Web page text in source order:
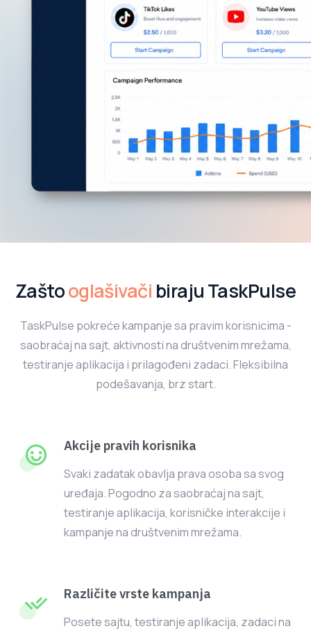
Zaštooglašivači biraju TaskPulse
TaskPulse pokreće kampanje sa pravim korisnicima -
saobraćaj na sajt, aktivnosti na društvenim mrežama,
testiranje aplikacija i prilagođeni zadaci. Fleksibilna
podešavanja, brz start.
Akcije pravih korisnika
Svaki zadatak obavlja prava osoba sa svog
uređaja. Pogodno za saobraćaj na sajt,
testiranje aplikacija, korisničke interakcije i
kampanje na društvenim mrežama.
Različite vrste kampanja
Posete sajtu, testiranje aplikacija, zadaci na